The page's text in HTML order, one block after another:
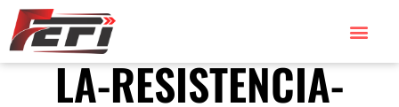
LA-RESISTENCIA-